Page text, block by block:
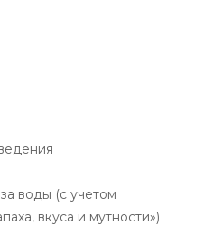
воды (с учетом
вкуса и мутности»)